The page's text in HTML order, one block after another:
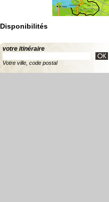
Disponibilités
votre itinéraire
Votre ville, code postal